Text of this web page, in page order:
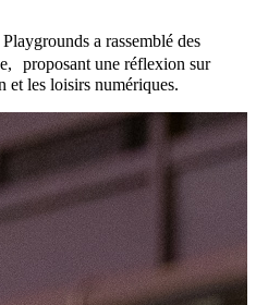
a rassemblé des
proposant une réflexion sur
et les loisirs numériques.